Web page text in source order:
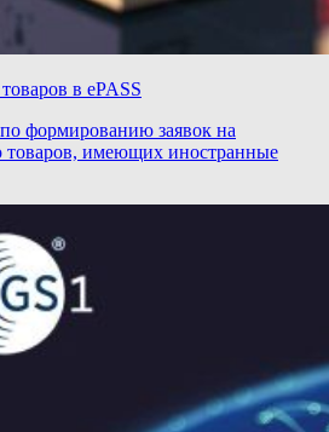
в ePASS
формированию заявок на
товаров, имеющих иностранные